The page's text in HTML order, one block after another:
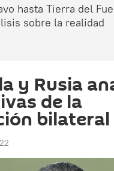
hasta Tierra del
sobre la realidad
y Rusia
de la
bilateral